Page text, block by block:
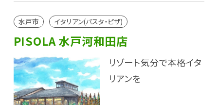
水戸市 イタリアン(パスタ・ピザ)
PISOLA 水戸河和田店
リゾート気分で本格イタ
リアンを